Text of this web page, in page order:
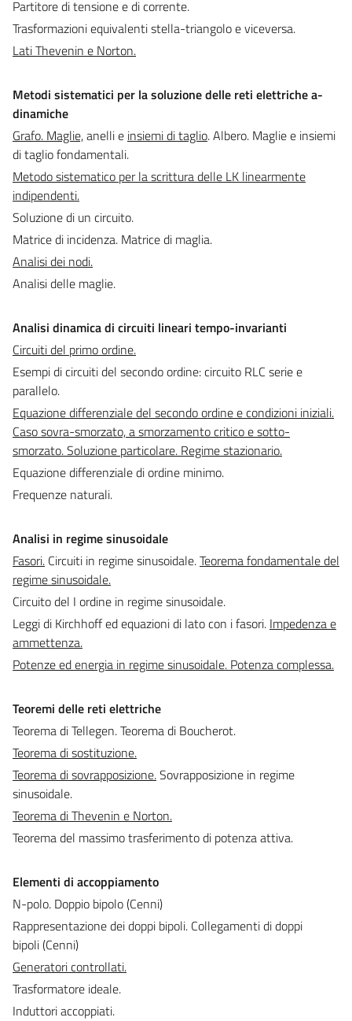
Partitore di tensione e di corrente.
Trasformazioni equivalenti stella-triangolo e viceversa.
Lati Thevenin e Norton.
Metodi sistematici per la soluzione delle reti elettriche a-
dinamiche
Grafo. Maglie,anelli e insiemi di taglio. Albero. Maglie e insiemi
di taglio fondamentali.
Metodo sistematico per la scrittura delle LK linearmente
indipendenti.
Soluzione di un circuito.
Matrice di incidenza. Matrice di maglia.
Analisi dei nodi.
Analisi delle maglie.
Analisi dinamica di circuiti lineari tempo-invarianti
Circuiti del primo ordine.
Esempi di circuiti del secondo ordine: circuito RLC serie e
parallelo.
Equazione differenziale del secondo ordine e condizioni iniziali.
Caso sovra-smorzato, a smorzamento critico e sotto-
smorzato. Soluzione particolare. Regime stazionario.
Equazione differenziale di ordine minimo.
Frequenze naturali.
Analisi in regime sinusoidale
Fasori. Circuiti in regime sinusoidale.Teorema fondamentale del
regime sinusoidale.
Circuito del I ordine in regime sinusoidale.
Leggi di Kirchhoff ed equazioni di lato con i fasori. Impedenza e
ammettenza.
Potenze ed energia in regime sinusoidale. Potenza complessa.
Teoremi delle reti elettriche
Teorema di Tellegen. Teorema di Boucherot.
Teorema di sostituzione.
Teorema di sovrapposizione.Sovrapposizione in regime
sinusoidale.
Teorema di Thevenin e Norton.
Teorema del massimo trasferimento di potenza attiva.
Elementi di accoppiamento
N-polo. Doppio bipolo (Cenni)
Rappresentazione dei doppi bipoli. Collegamenti di doppi
bipoli(Cenni)
Generatori controllati.
Trasformatore ideale.
Induttori accoppiati.